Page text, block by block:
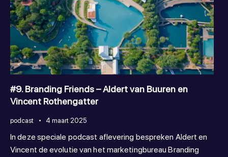
#9. Branding Friends – Aldert van Buuren en
Vincent Rothengatter
podcast 4 maart 2025
In deze speciale podcast aflevering bespreken Aldert en
Vincent de evolutie van het marketingbureau Branding